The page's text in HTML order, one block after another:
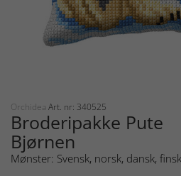
Orchidea Art. nr: 340525
Broderipakke Pute
Bjørnen
Mønster: Svensk, norsk, dansk,